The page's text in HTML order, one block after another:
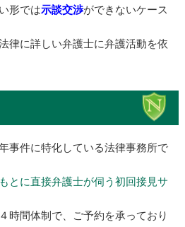
形では示談交渉ができないケース
律に詳しい弁護士に弁護活動を依
事件に特化している法律事務所で
とに直接弁護士が伺う初回接見サ
時間体制で、ご予約を承っており